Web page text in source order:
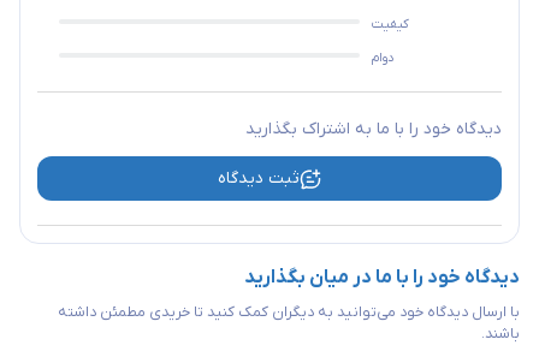
کیفیت
دوام
دیدگاه خود را با ما به اشتراک بگذارید
ثبت دیدگاه
دیدگاه خود را با ما در میان بگذارید
با ارسال دیدگاه خود می‌توانید به دیگران کمک کنید تا خریدی مطمئن داشته
باشند.